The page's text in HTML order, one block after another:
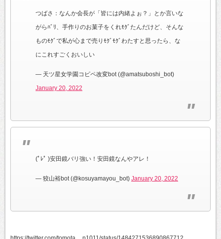
つばさ：なんか会長が「皆には内緒よぉ？」とか言いな
がらﾊﾞﾘ、手作りのお菓子をくれﾓｸﾞたんだけど、そんな
ものﾓｸﾞで私が心まで売りﾓｸﾞﾓｸﾞわたすと思ったら、な
にこれすごくおいしい
— 天ツ星女学園コピペ改変bot (@amatsuboshi_bot)
January 20, 2022
(ﾟﾚﾟ )安田鏡バリ強い！安田鏡なんやアレ！
— 狡山裕bot (@kosuyamayou_bot) January 20, 2022